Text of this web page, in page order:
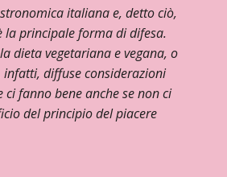
italiana e, detto ciò,
la principale forma di difesa.
dieta vegetariana e vegana, o
diffuse considerazioni
fanno bene anche se non ci
del principio del piacere